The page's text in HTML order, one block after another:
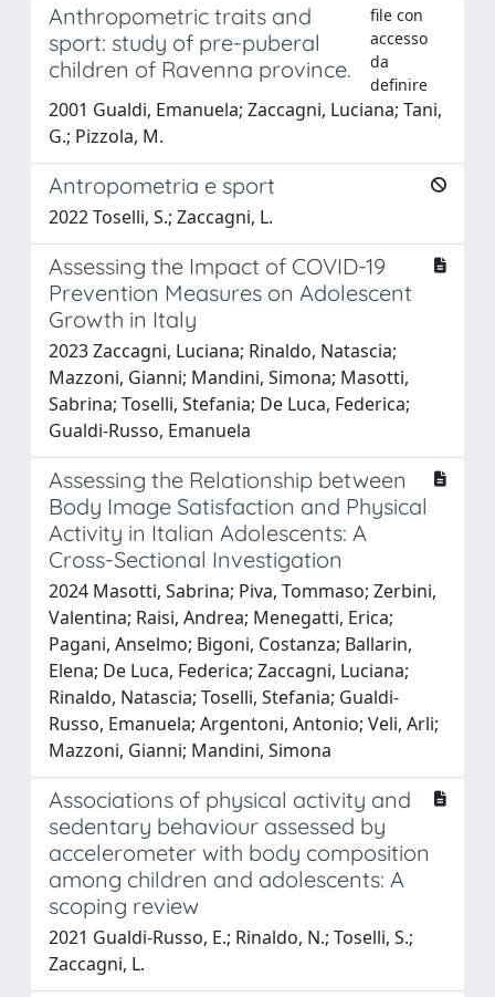
Anthropometric traits and
sport: study of pre-puberal
children of Ravenna province.
file con
accesso
da
definire
2001 Gualdi, Emanuela; Zaccagni, Luciana; Tani,
G.; Pizzola, M.
Antropometria e sport
2022 Toselli, S.; Zaccagni, L.
Assessing the Impact of COVID-19
Prevention Measures on Adolescent
Growth in Italy
2023 Zaccagni, Luciana; Rinaldo, Natascia;
Mazzoni, Gianni; Mandini, Simona; Masotti,
Sabrina; Toselli, Stefania; De Luca, Federica;
Gualdi-Russo, Emanuela
Assessing the Relationship between
Body Image Satisfaction and Physical
Activity in Italian Adolescents: A
Cross-Sectional Investigation
2024 Masotti, Sabrina; Piva, Tommaso; Zerbini,
Valentina; Raisi, Andrea; Menegatti, Erica;
Pagani, Anselmo; Bigoni, Costanza; Ballarin,
Elena; De Luca, Federica; Zaccagni, Luciana;
Rinaldo, Natascia; Toselli, Stefania; Gualdi-
Russo, Emanuela; Argentoni, Antonio; Veli, Arli;
Mazzoni, Gianni; Mandini, Simona
Associations of physical activity and
sedentary behaviour assessed by
accelerometer with body composition
among children and adolescents: A
scoping review
2021 Gualdi-Russo, E.; Rinaldo, N.; Toselli, S.;
Zaccagni, L.